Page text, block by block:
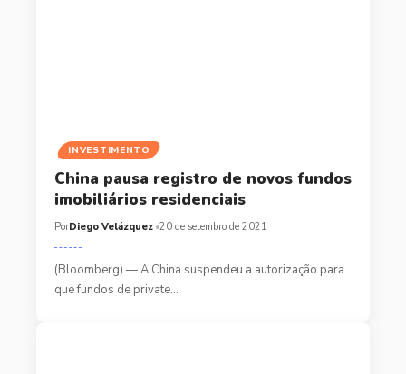
INVESTIMENTO
China pausa registro de novos fundos
imobiliários residenciais
PorDiego Velázquez 20 de setembro de 2021
(Bloomberg) — A China suspendeu a autorização para
que fundos de private…